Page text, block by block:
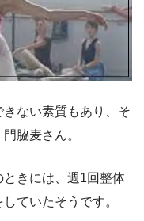
ない素質もあり、そ
脇麦さん。
きには、週1回整体
ていたそうです。